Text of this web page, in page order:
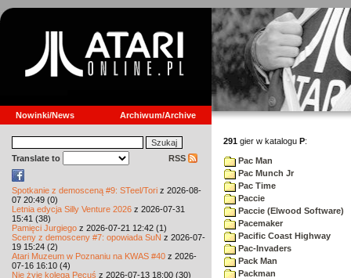
Nowinki/News Archiwum/Archive
Translate to RSS
Spotkanie z demosceną #9: STeel/Tori z 2026-08-
07 20:49 (0)
Letnia edycja Silly Venture 2026 z 2026-07-31
15:41 (38)
Pamięci Jurgiego z 2026-07-21 12:42 (1)
Sceny z demosceny #7: opowiada SuN z 2026-07-
19 15:24 (2)
Atari Muzeum w Poznaniu na KWAS #40 z 2026-
07-16 16:10 (4)
Nie żyje kolega Pecuś z 2026-07-13 18:00 (30)
291 gier w katalogu P:
Pac Man
Pac Munch Jr
Pac Time
Paccie
Paccie (Elwood Software)
Pacemaker
Pacific Coast Highway
Pac-Invaders
Pack Man
Packman